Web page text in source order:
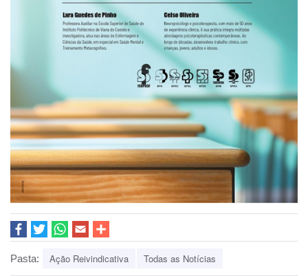
Pasta: Ação Reivindicativa Todas as Notícias